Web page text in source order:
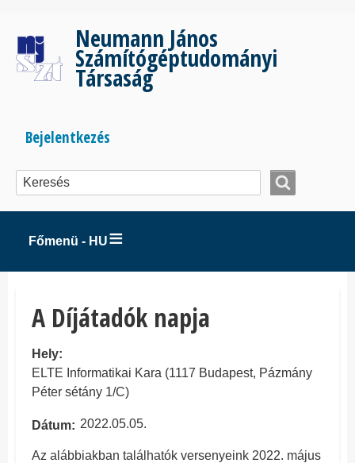
tartalomra
Neumann János
Számítógéptudományi
Társaság
Bejelentkezés
menüje
Bejelentkezés
Főmenü - HU
A Díjátadók napja
Hely
ELTE Informatikai Kara (1117 Budapest, Pázmány
Péter sétány 1/C)
Dátum 2022.05.05.
Az alábbiakban találhatók versenyeink 2022. május